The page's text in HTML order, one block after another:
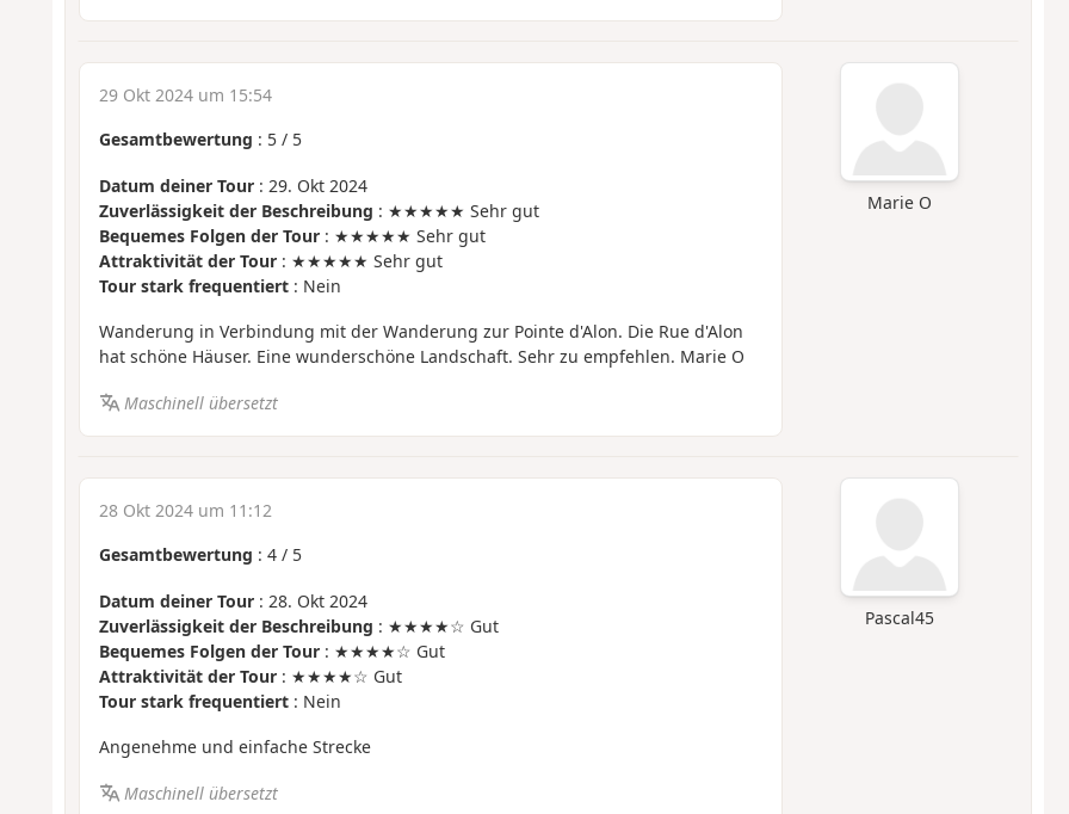
Marie O
29 Okt 2024 um 15:54
Gesamtbewertung : 5/ 5
Datum deiner Tour: 29. Okt 2024
Zuverlässigkeit der Beschreibung : ★★★★★ Sehr gut
Bequemes Folgen der Tour: ★★★★★ Sehr gut
Attraktivität der Tour: ★★★★★ Sehr gut
Tour stark frequentiert: Nein
Wanderung in Verbindung mit der Wanderung zur Pointe d'Alon. Die Rue d'Alon
hat schöne Häuser. Eine wunderschöne Landschaft. Sehr zu empfehlen. Marie O
Maschinell übersetzt
Pascal45
28 Okt 2024 um 11:12
Gesamtbewertung : 4/ 5
Datum deiner Tour: 28. Okt 2024
Zuverlässigkeit der Beschreibung : ★★★★☆ Gut
Bequemes Folgen der Tour: ★★★★☆ Gut
Attraktivität der Tour: ★★★★☆ Gut
Tour stark frequentiert: Nein
Angenehme und einfache Strecke
Maschinell übersetzt